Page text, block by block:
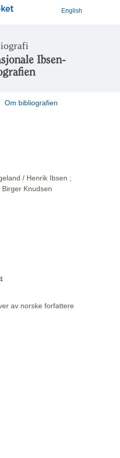
English
Ibsen-
Om bibliografien
/ Henrik Ibsen ;
Knudsen
av norske forfattere